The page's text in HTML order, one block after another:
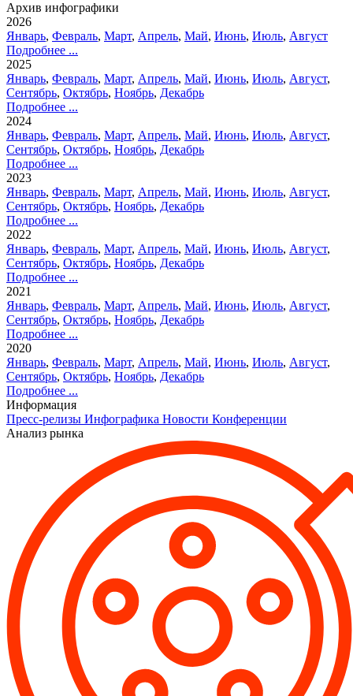
Архив инфографики
2026
Январь, Февраль, Март, Апрель, Май, Июнь, Июль, Август
Подробнее ...
2025
Январь, Февраль, Март, Апрель, Май, Июнь, Июль, Август,
Сентябрь, Октябрь, Ноябрь, Декабрь
Подробнее ...
2024
Январь, Февраль, Март, Апрель, Май, Июнь, Июль, Август,
Сентябрь, Октябрь, Ноябрь, Декабрь
Подробнее ...
2023
Январь, Февраль, Март, Апрель, Май, Июнь, Июль, Август,
Сентябрь, Октябрь, Ноябрь, Декабрь
Подробнее ...
2022
Январь, Февраль, Март, Апрель, Май, Июнь, Июль, Август,
Сентябрь, Октябрь, Ноябрь, Декабрь
Подробнее ...
2021
Январь, Февраль, Март, Апрель, Май, Июнь, Июль, Август,
Сентябрь, Октябрь, Ноябрь, Декабрь
Подробнее ...
2020
Январь, Февраль, Март, Апрель, Май, Июнь, Июль, Август,
Сентябрь, Октябрь, Ноябрь, Декабрь
Подробнее ...
Информация
Пресс-релизы Инфографика Новости Конференции
Анализ рынка